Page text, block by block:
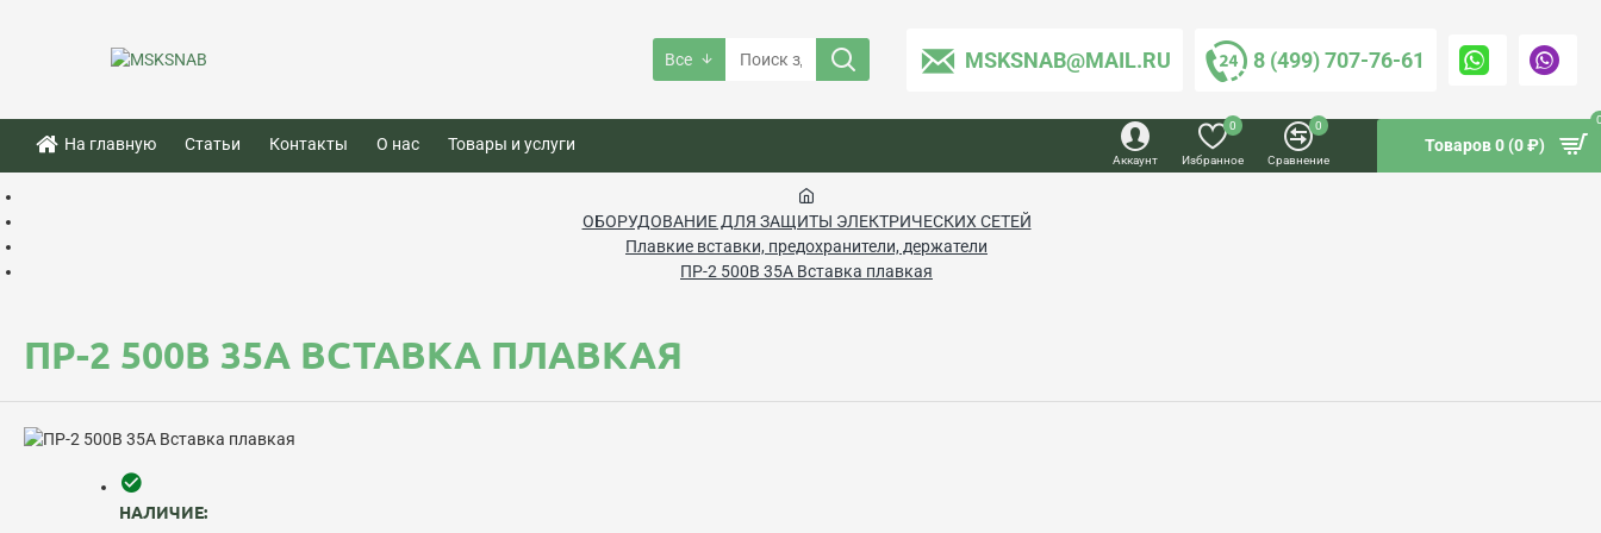
Все MSKSNAB@MAIL.RU 8 (499) 707-76-61
На главную Статьи Контакты О нас Товары и услуги
Аккаунт Избранное
0
Сравнение
0
Товаров 0 (0 ₽)
ОБОРУДОВАНИЕ ДЛЯ ЗАЩИТЫ ЭЛЕКТРИЧЕСКИХ СЕТЕЙ
Плавкие вставки, предохранители, держатели
ПР-2 500В 35А Вставка плавкая
ПР-2 500В 35А ВСТАВКА ПЛАВКАЯ
НАЛИЧИЕ: